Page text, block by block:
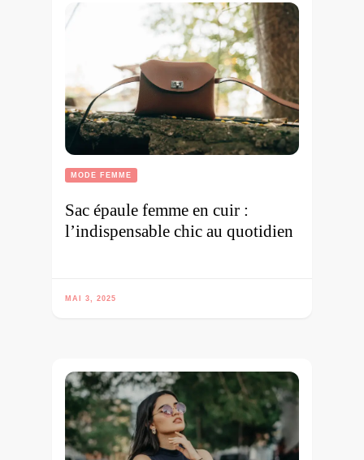
MODE FEMME
Sac épaule femme en cuir :
l’indispensable chic au quotidien
MAI 3, 2025